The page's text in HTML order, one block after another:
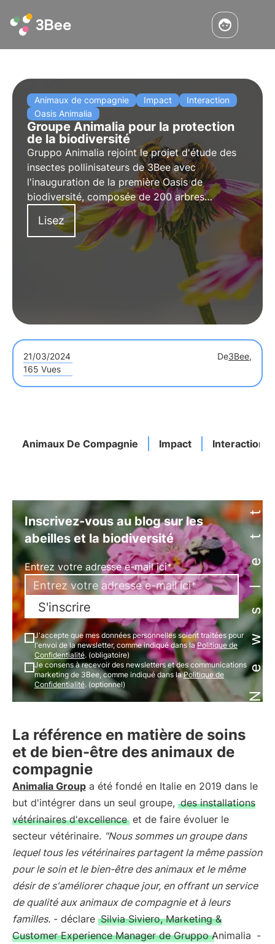
Animaux de compagnie Impact
Interaction
Oasis Animalia
Groupe Animalia pour la protection
de la biodiversité
Gruppo Animalia rejoint le projet d'étude des
insectes pollinisateurs de 3Bee avec
l'inauguration de la première Oasis de
biodiversité, composée de 200 arbres
nectarifères situés dans trois régions italiennes.
L'interview de Silvia Siviero, responsable du
marketing et de l'expérience client.
Lisez
21/03/2024 De3Bee,
165 Vues
Animaux De Compagnie Impact Interaction
Newsletter
Inscrivez-vous au blog sur les
abeilles et la biodiversité
Entrez votre adresse e-mail ici*
S'inscrire
J'accepte que mes données personnelles soient traitées pour
l'envoi de la newsletter, comme indiqué dans laPolitique de
Confidentialité. (obligatoire)
Je consens à recevoir des newsletters et des communications
marketing de 3Bee, comme indiqué dans laPolitique de
Confidentialité. (optionnel)
La référence en matière de soins
et de bien-être des animaux de
compagnie
Animalia Group a été fondé en Italie en 2019 dans le
but d'intégrer dans un seul groupe, des installations
vétérinaires d'excellence et de faire évoluer le
secteur vétérinaire. "Nous sommes un groupe dans
lequel tous les vétérinaires partagent la même passion
pour le soin et le bien-être des animaux et le même
désir de s'améliorer chaque jour, en offrant un service
de qualité aux animaux de compagnie et à leurs
familles. - déclare Silvia Siviero, Marketing &
Customer Experience Manager de Gruppo Animalia -